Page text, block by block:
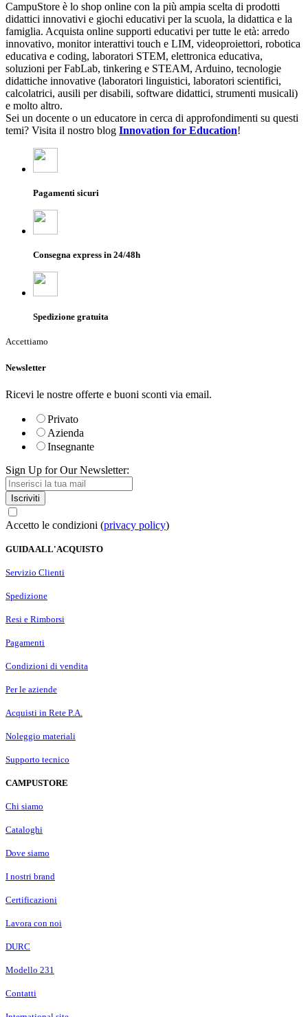
CampuStore è lo shop online con la più ampia scelta di prodotti
didattici innovativi e giochi educativi per la scuola, la didattica e la
famiglia. Acquista online supporti educativi per tutte le età: arredo
innovativo, monitor interattivi touch e LIM, videoproiettori, robotica
educativa e coding, laboratori STEM, elettronica educativa,
soluzioni per FabLab, tinkering e STEAM, Arduino, tecnologie
didattiche innovative (laboratori linguistici, laboratori scientifici,
calcolatrici, ausili per disabili, software didattici, strumenti musicali)
e molto altro.
Sei un docente o un educatore in cerca di approfondimenti su questi
temi? Visita il nostro blog Innovation for Education!
Pagamenti sicuri
Consegna express in 24/48h
Spedizione gratuita
Accettiamo
Newsletter
Ricevi le nostre offerte e buoni sconti via email.
Privato
Azienda
Insegnante
Sign Up for Our Newsletter:
Iscriviti
Accetto le condizioni (privacy policy)
GUIDA ALL'ACQUISTO
Servizio Clienti
Spedizione
Resi e Rimborsi
Pagamenti
Condizioni di vendita
Per le aziende
Acquisti in Rete P.A.
Noleggio materiali
Supporto tecnico
CAMPUSTORE
Chi siamo
Cataloghi
Dove siamo
I nostri brand
Certificazioni
Lavora con noi
DURC
Modello 231
Contatti